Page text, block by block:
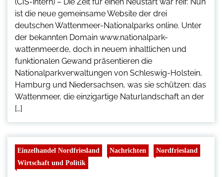
ist die neue gemeinsame Website der drei
deutschen Wattenmeer-Nationalparks online. Unter
der bekannten Domain www.nationalpark-
wattenmeer.de, doch in neuem inhaltlichen und
funktionalen Gewand präsentieren die
Nationalparkverwaltungen von Schleswig-Holstein,
Hamburg und Niedersachsen, was sie schützen: das
Wattenmeer, die einzigartige Naturlandschaft an der
[…]
Einzelhandel Nordfriesland Nachrichten
Nordfriesland
Wirtschaft und Politik